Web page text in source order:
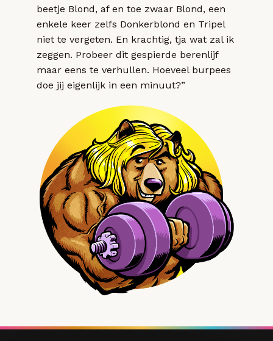
beetje Blond, af en toe zwaar Blond, een
enkele keer zelfs Donkerblond en Tripel
niet te vergeten. En krachtig, tja wat zal ik
zeggen. Probeer dit gespierde berenlijf
maar eens te verhullen. Hoeveel burpees
doe jij eigenlijk in een minuut?”